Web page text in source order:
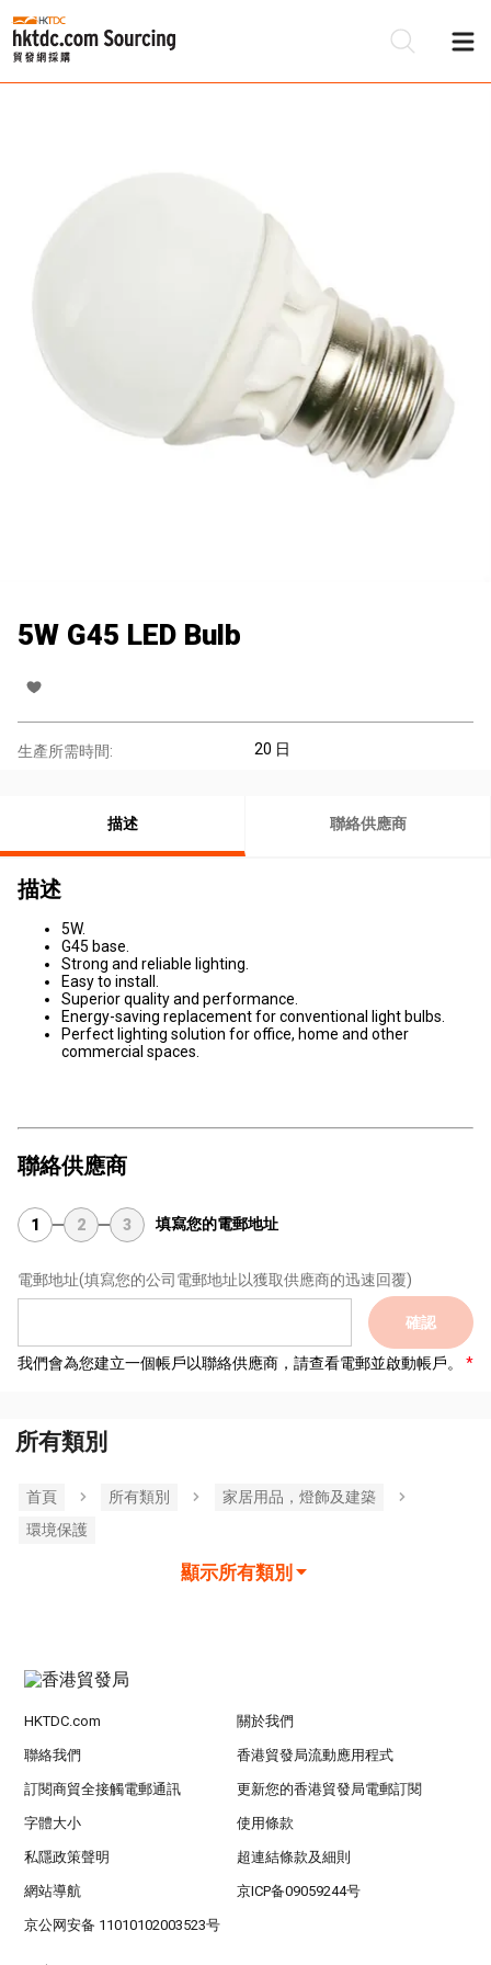
5W G45 LED Bulb
生產所需時間: 20 日
描述 聯絡供應商
描述
5W.
G45 base.
Strong and reliable lighting.
Easy to install.
Superior quality and performance.
Energy-saving replacement for conventional light bulbs.
Perfect lighting solution for office, home and other
commercial spaces.
聯絡供應商
1 2 3 填寫您的電郵地址
電郵地址(填寫您的公司電郵地址以獲取供應商的迅速回覆)
確認
我們會為您建立一個帳戶以聯絡供應商，請查看電郵並啟動帳戶。
所有類別
首頁 所有類別
家居用品，燈飾及建築
環境保護
顯示所有類別
HKTDC.com 關於我們
聯絡我們 香港貿發局流動應用程式
訂閱商貿全接觸電郵通訊 更新您的香港貿發局電郵訂閱
字體大小 使用條款
私隱政策聲明 超連結條款及細則
網站導航 京ICP备09059244号
京公网安备 11010102003523号